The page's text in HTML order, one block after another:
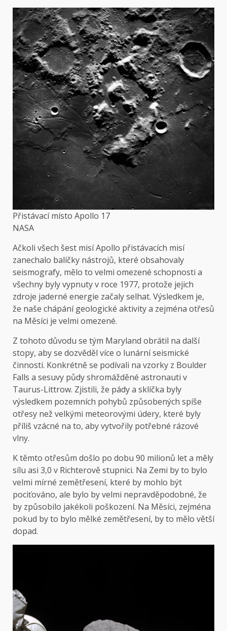
Přistávací místo Apollo 17
NASA
Ačkoli všech šest misí Apollo přistávacích misí
zanechalo balíčky nástrojů, které obsahovaly
seismografy, mělo to velmi omezené schopnosti a
všechny byly vypnuty v roce 1977, protože jejich
zdroje jaderné energie začaly selhat. Výsledkem je,
že naše chápání geologické aktivity a zejména otřesů
na Měsíci je velmi omezené.
Z tohoto důvodu se tým Maryland obrátil na další
stopy, aby se dozvěděl více o lunární seismické
činnosti. Konkrétně se podívali na vzorky z Boulder
Falls a sesuvy půdy shromážděné astronauti v
Taurus-Littrow. Zjistili, že pády a sklíčka byly
výsledkem pozemních pohybů způsobených spíše
otřesy než velkými meteorovými údery, které byly
příliš vzácné na to, aby vytvořily potřebné rázové
vlny.
K těmto otřesům došlo po dobu 90 milionů let a měly
sílu asi 3,0 v Richterově stupnici. Na Zemi by to bylo
velmi mírné zemětřesení, které by mohlo být
pociťováno, ale bylo by velmi nepravděpodobné, že
by způsobilo jakékoli poškození. Na Měsíci, zejména
pokud by to bylo mělké zemětřesení, by to mělo větší
dopad.